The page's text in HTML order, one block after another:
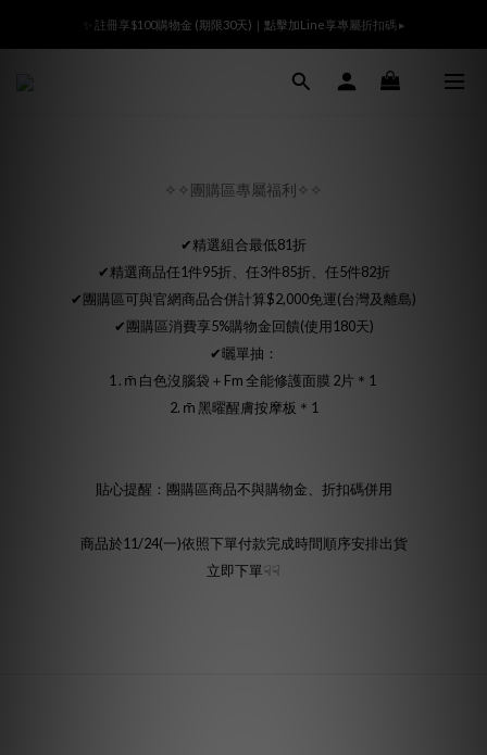
Ready All the Time👜滿額贈m̄ 沒腦視力檢查袋🎁登入會員領800折價卷
✨ 註冊享$100購物金 (期限30天)｜點擊加Line享專屬折扣碼 ▸
Ready All the Time👜滿額贈m̄ 沒腦視力檢查袋🎁登入會員領800折價卷
✧✧團購區專屬福利✧✧
✔精選組合最低81折
✔精選商品任1件95折、任3件85折、任5件82折
✔團購區可與官網商品合併計算$2,000免運(台灣及離島)
✔團購區消費享5%購物金回饋(使用180天)
✔曬單抽：
1 . m̄ 白色沒腦袋＋Fm 全能修護面膜 2片＊1
2. m̄ 黑曜醒膚按摩板＊1
貼心提醒：團購區商品不與購物金、折扣碼併用
商品於11/24(一)依照下單付款完成時間順序安排出貨
立即下單☟☟